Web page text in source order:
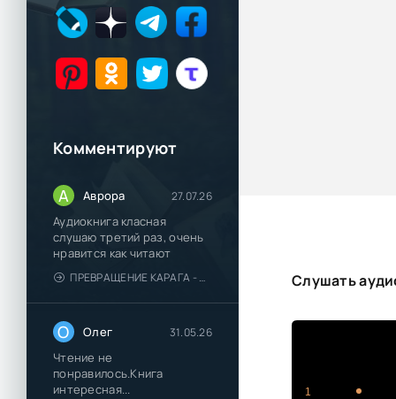
Комментируют
А Аврора 27.07.26
Аудиокнига класная
слушаю третий раз, очень
нравится как читают
ПРЕВРАЩЕНИЕ КАРАГА - КАТЯ БРАНДИС
О Олег 31.05.26
Чтение не
понравилось.Книга
интересная...
Слушать
1